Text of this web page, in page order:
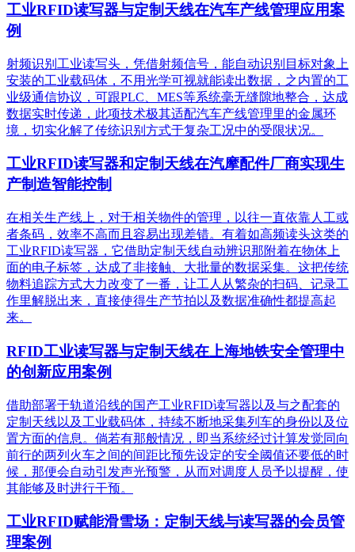
工业RFID读写器与定制天线在汽车产线管理应用案
例
射频识别工业读写头，凭借射频信号，能自动识别目标对象上
安装的工业载码体，不用光学可视就能读出数据，之内置的工
业级通信协议，可跟PLC、MES等系统毫无缝隙地整合，达成
数据实时传递，此项技术极其适配汽车产线管理里的金属环
境，切实化解了传统识别方式于复杂工况中的受限状况。
工业RFID读写器和定制天线在汽摩配件厂商实现生
产制造智能控制
在相关生产线上，对于相关物件的管理，以往一直依靠人工或
者条码，效率不高而且容易出现差错。有着如高频读头这类的
工业RFID读写器，它借助定制天线自动辨识那附着在物体上
面的电子标签，达成了非接触、大批量的数据采集。这把传统
物料追踪方式大力改变了一番，让工人从繁杂的扫码、记录工
作里解脱出来，直接使得生产节拍以及数据准确性都提高起
来。
RFID工业读写器与定制天线在上海地铁安全管理中
的创新应用案例
借助部署于轨道沿线的国产工业RFID读写器以及与之配套的
定制天线以及工业载码体，持续不断地采集列车的身份以及位
置方面的信息。倘若有那般情况，即当系统经过计算发觉同向
前行的两列火车之间的间距比预先设定的安全阈值还要低的时
候，那便会自动引发声光预警，从而对调度人员予以提醒，使
其能够及时进行干预。
工业RFID赋能滑雪场：定制天线与读写器的会员管
理案例